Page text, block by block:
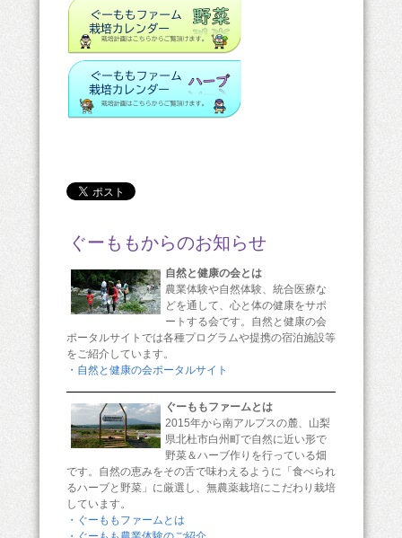
ぐーももからのお知らせ
自然と健康の会とは
農業体験や自然体験、統合医療な
どを通して、心と体の健康をサポ
ートする会です。自然と健康の会
ポータルサイトでは各種プログラムや提携の宿泊施設等
をご紹介しています。
・自然と健康の会ポータルサイト
ぐーももファームとは
2015年から南アルプスの麓、山梨
県北杜市白州町で自然に近い形で
野菜＆ハーブ作りを行っている畑
です。自然の恵みをその舌で味わえるように「食べられ
るハーブと野菜」に厳選し、無農薬栽培にこだわり栽培
しています。
・ぐーももファームとは